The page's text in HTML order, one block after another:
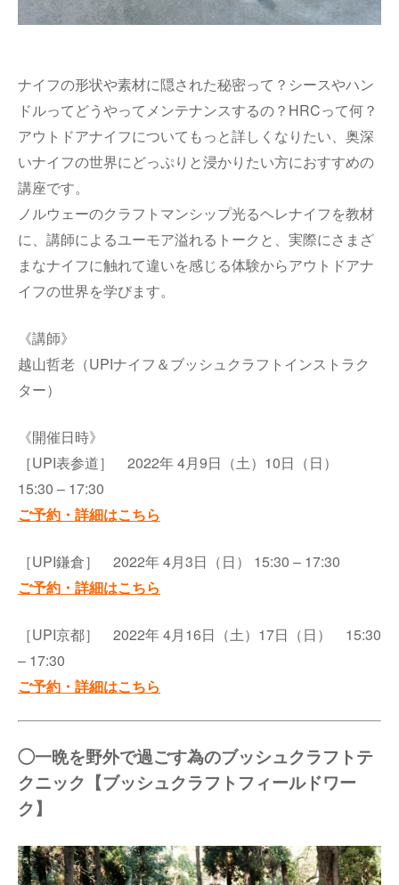
ナイフの形状や素材に隠された秘密って？シースやハン
ドルってどうやってメンテナンスするの？HRCって何？
アウトドアナイフについてもっと詳しくなりたい、奥深
いナイフの世界にどっぷりと浸かりたい方におすすめの
講座です。
ノルウェーのクラフトマンシップ光るヘレナイフを教材
に、講師によるユーモア溢れるトークと、実際にさまざ
まなナイフに触れて違いを感じる体験からアウトドアナ
イフの世界を学びます。
《講師》
越山哲老（UPIナイフ＆ブッシュクラフトインストラク
ター）
《開催日時》
［UPI表参道］ 2022年 4月9日（土）10日（日）
15:30 – 17:30
ご予約・詳細はこちら
［UPI鎌倉］ 2022年 4月3日（日） 15:30 – 17:30
ご予約・詳細はこちら
［UPI京都］ 2022年 4月16日（土）17日（日） 15:30
– 17:30
ご予約・詳細はこちら
◯一晩を野外で過ごす為のブッシュクラフトテ
クニック【ブッシュクラフトフィールドワー
ク】